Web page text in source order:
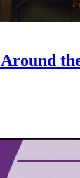
Around